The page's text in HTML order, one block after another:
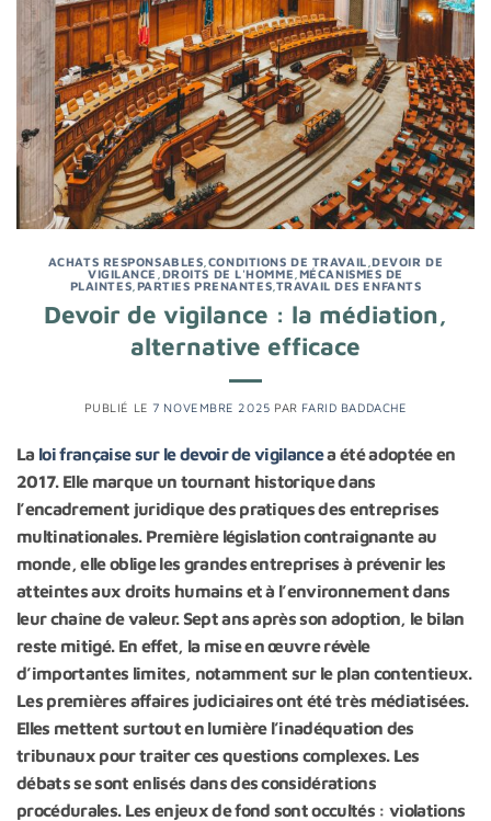
ACHATS RESPONSABLES CONDITIONS DE TRAVAIL ,DEVOIR DE
VIGILANCE DROITS DE L'HOMME MÉCANISMES DE
PLAINTES PARTIES PRENANTES TRAVAIL DES ENFANTS
Devoir de vigilance : la médiation,
alternative efficace
PUBLIÉ LE 7 NOVEMBRE 2025 PAR FARID BADDACHE
La loi française sur le devoir de vigilancea été adoptée en
2017. Elle marque un tournant historique dans
l’encadrement juridique des pratiques des entreprises
multinationales. Première législation contraignante au
monde, elle oblige les grandes entreprises à prévenir les
atteintes aux droits humains et à l’environnement dans
leur chaîne de valeur. Sept ans après son adoption, le bilan
reste mitigé. En effet, la mise en œuvre révèle
d’importantes limites, notamment sur le plan contentieux.
Les premières affaires judiciaires ont été très médiatisées.
Elles mettent surtout en lumière l’inadéquation des
tribunaux pour traiter ces questions complexes. Les
débats se sont enlisés dans des considérations
procédurales. Les enjeux de fond sont occultés : violations